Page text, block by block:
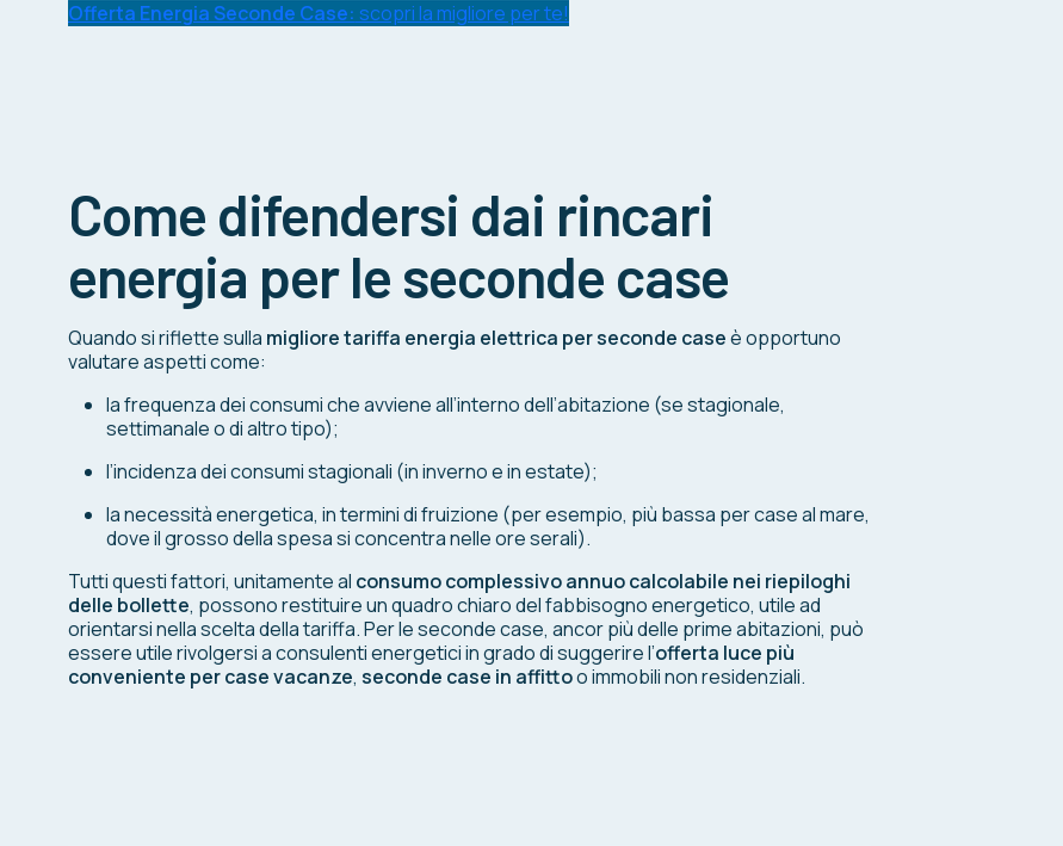
Offerta Energia Seconde Case: scopri la migliore per te!
Come difendersi dai rincari
energia per le seconde case
Quando si riflette sulla migliore tariffa energia elettrica per seconde caseè opportuno
valutare aspetti come:
la frequenza dei consumi che avviene all’interno dell’abitazione (se stagionale,
settimanale o di altro tipo);
l’incidenza dei consumi stagionali (in inverno e in estate);
la necessità energetica, in termini di fruizione (per esempio, più bassa per case al mare,
dove il grosso della spesa si concentra nelle ore serali).
Tutti questi fattori, unitamente al consumo complessivo annuo calcolabile nei riepiloghi
delle bollette, possono restituire un quadro chiaro del fabbisogno energetico, utile ad
orientarsi nella scelta della tariffa. Per le seconde case, ancor più delle prime abitazioni, può
essere utile rivolgersi a consulenti energetici in grado di suggerire l’offerta luce più
conveniente per case vacanze, seconde case in affittoo immobili non residenziali.